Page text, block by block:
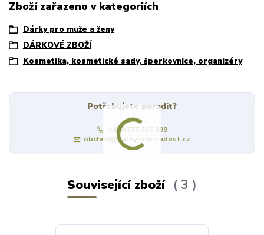
Zboží zařazeno v kategoriích
Dárky pro muže a ženy
DÁRKOVÉ ZBOŽÍ
Kosmetika, kosmetické sady, šperkovnice, organizéry
Potřebujete poradit?
+420 777 315 999
obchod@darky-pro-radost.cz
Související zboží 3